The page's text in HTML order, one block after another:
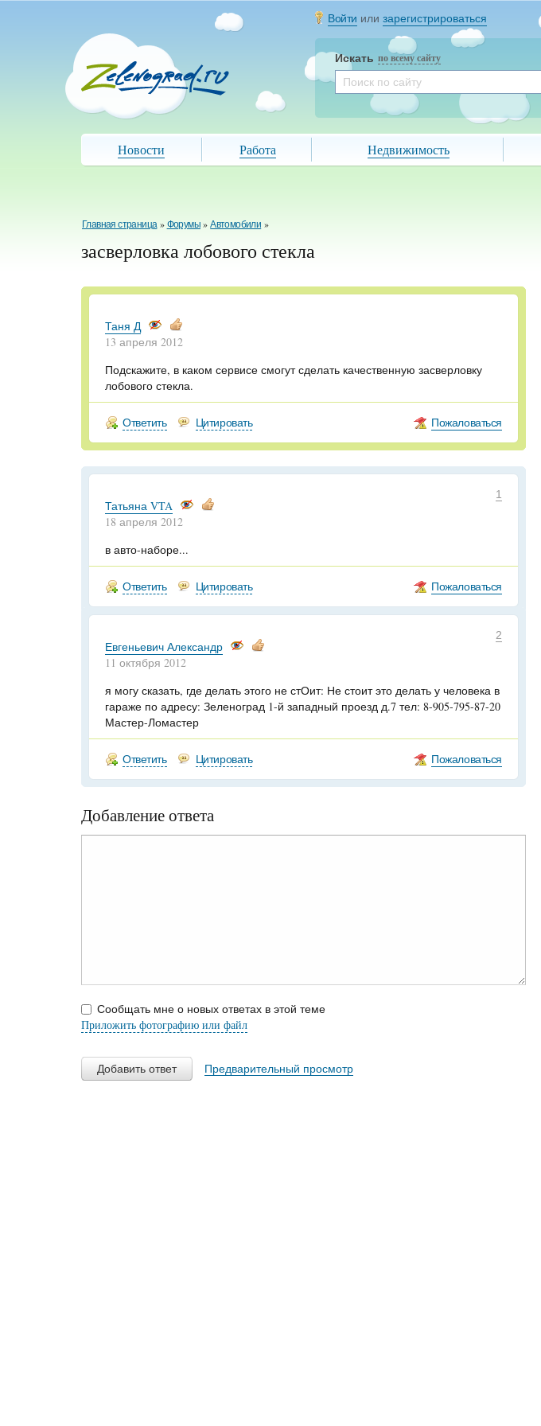
Войти или зарегистрироваться
Искать по всему сайту
Новости Работа Недвижимость
Главная страница »Форумы» Автомобили »
засверловка лобового стекла
Таня Д
13 апреля 2012
Подскажите, в каком сервисе смогут сделать качественную засверловку
лобового стекла.
Ответить Цитировать Пожаловаться
1
Татьяна VTA
18 апреля 2012
в авто-наборе...
Ответить Цитировать Пожаловаться
2
Евгеньевич Александр
11 октября 2012
я могу сказать, где делать этого не стОит: Не стоит это делать у человека в
гараже по адресу: Зеленоград 1-й западный проезд д.7 тел: 8-905-795-87-20
Мастер-Ломастер
Ответить Цитировать Пожаловаться
Добавление ответа
Сообщать мне о новых ответах в этой теме
Приложить фотографию или файл
Добавить ответ Предварительный просмотр